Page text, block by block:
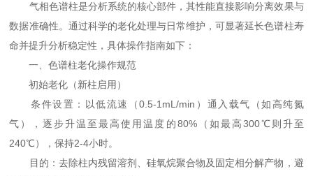
气相色谱柱是分析系统的核心部件，其性能直接影响分离效果与
数据准确性。通过科学的老化处理与日常维护，可显著延长色谱柱寿
命并提升分析稳定性，具体操作指南如下：
一、色谱柱老化操作规范
初始老化（新柱启用）
条件设置：以低流速（0.5-1mL/min）通入载气（如高纯氮
气），逐步升温至最高使用温度的80%（如最高300℃则升至
240℃），保持2-4小时。
目的：去除柱内残留溶剂、硅氧烷聚合物及固定相分解产物，避